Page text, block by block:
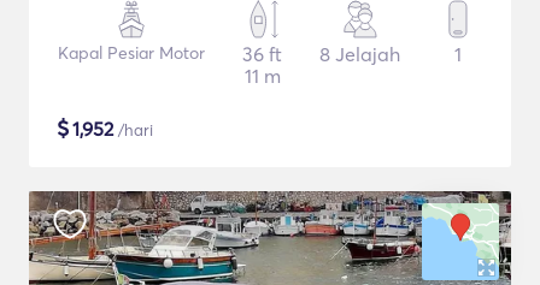
Kapal Pesiar Motor
36 ft
11 m
8 Jelajah 1
$1,952/hari